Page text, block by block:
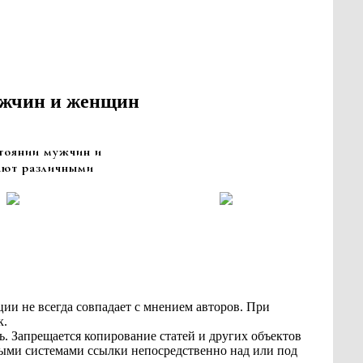
и женщин
мужчин и
различными
не всегда совпадает с мнением авторов. При
копирование статей и других объектов
системами ссылки непосредственно над или под